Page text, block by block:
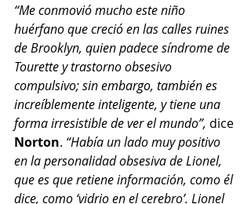
“Me conmovió mucho este niño
huérfano que creció en las calles ruines
de Brooklyn, quien padece síndrome de
Tourette y trastorno obsesivo
compulsivo; sin embargo, también es
increíblemente inteligente, y tiene una
forma irresistible de ver el mundo”, dice
Norton. “Había un lado muy positivo
en la personalidad obsesiva de Lionel,
que es que retiene información, como él
dice, como ‘vidrio en el cerebro’. Lionel